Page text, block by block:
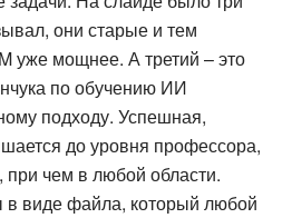
они старые и тем
уже мощнее. А третий – это
по обучению ИИ
подходу. Успешная,
до уровня профессора,
при чем в любой области.
в виде файла, который любой